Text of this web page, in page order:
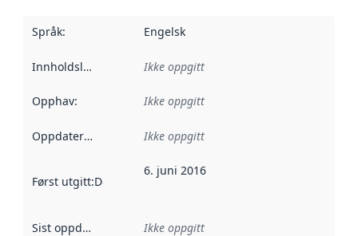
Språk: Engelsk
Innholdsleverandører :
Ikke oppgitt
Opphav: Ikke oppgitt
Oppdateringsfrekvens :
Ikke oppgitt
Først utgitt:Denne datoen sier når dataene i dette
6. juni 2016
Sist oppdatert Ikke oppgitt